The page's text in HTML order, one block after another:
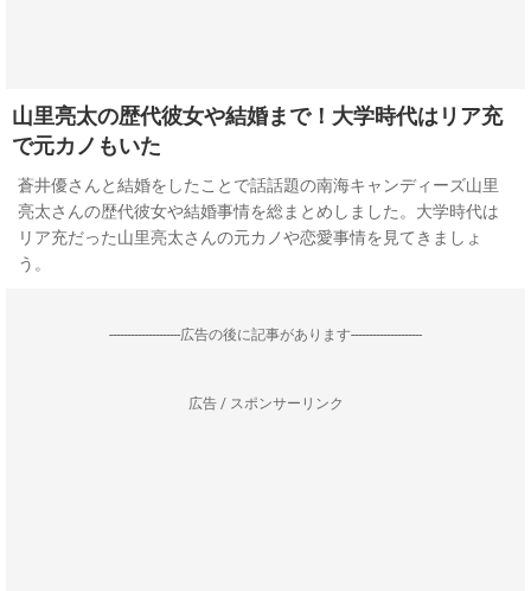
山里亮太の歴代彼女や結婚まで！大学時代はリア充
で元カノもいた
蒼井優さんと結婚をしたことで話話題の南海キャンディーズ山里
亮太さんの歴代彼女や結婚事情を総まとめしました。大学時代は
リア充だった山里亮太さんの元カノや恋愛事情を見てきましょ
う。
--------------------広告の後に記事があります--------------------
広告 / スポンサーリンク